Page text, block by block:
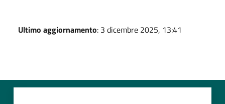
Ultimo aggiornamento: 3 dicembre 2025, 13:41